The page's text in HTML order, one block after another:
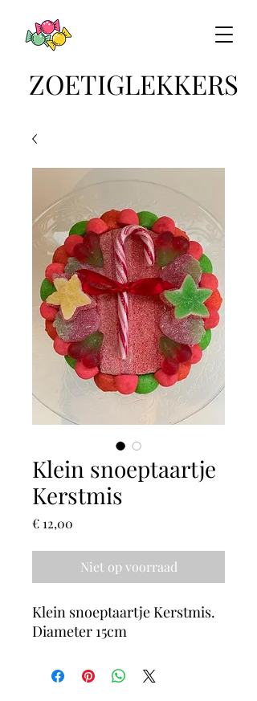
ZOETIGLEKKERS
Klein snoeptaartje
Kerstmis
€ 12,00
Niet op voorraad
Klein snoeptaartje Kerstmis.
Diameter 15cm